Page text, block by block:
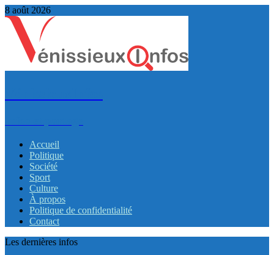
8 août 2026
Accueil
Politique
Société
Sport
Culture
À propos
Politique de confidentialité
Contact
Les dernières infos